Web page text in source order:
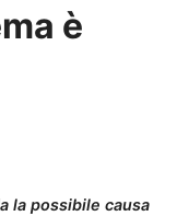
è
la possibile causa